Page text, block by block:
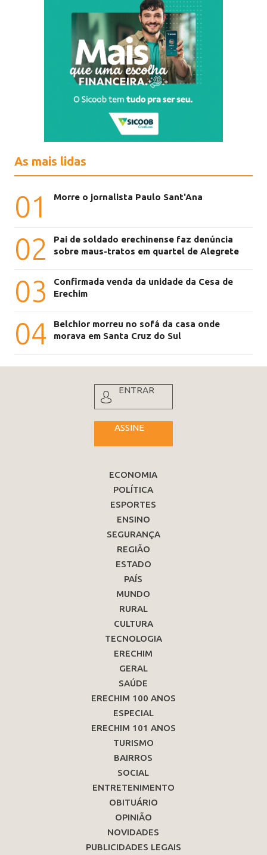
As mais lidas
01 Morre o jornalista Paulo Sant'Ana
02
Pai de soldado erechinense faz denúncia
sobre maus-tratos em quartel de Alegrete
03
Confirmada venda da unidade da Cesa de
Erechim
04
Belchior morreu no sofá da casa onde
morava em Santa Cruz do Sul
ENTRAR
ASSINE
ECONOMIA
POLÍTICA
ESPORTES
ENSINO
SEGURANÇA
REGIÃO
ESTADO
PAÍS
MUNDO
RURAL
CULTURA
TECNOLOGIA
ERECHIM
GERAL
SAÚDE
ERECHIM 100 ANOS
ESPECIAL
ERECHIM 101 ANOS
TURISMO
BAIRROS
SOCIAL
ENTRETENIMENTO
OBITUÁRIO
OPINIÃO
NOVIDADES
PUBLICIDADES LEGAIS